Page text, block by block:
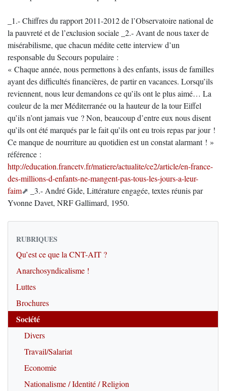
_1.- Chiffres du rapport 2011-2012 de l’Observatoire national de
la pauvreté et de l’exclusion sociale _2.- Avant de nous taxer de
misérabilisme, que chacun médite cette interview d’un
responsable du Secours populaire :
« Chaque année, nous permettons à des enfants, issus de familles
ayant des difficultés financières, de partir en vacances. Lorsqu’ils
reviennent, nous leur demandons ce qu’ils ont le plus aimé… La
couleur de la mer Méditerranée ou la hauteur de la tour Eiffel
qu’ils n’ont jamais vue ? Non, beaucoup d’entre eux nous disent
qu’ils ont été marqués par le fait qu’ils ont eu trois repas par jour !
Ce manque de nourriture au quotidien est un constat alarmant ! »
référence :
http://education.francetv.fr/matiere/actualite/ce2/article/en-france-
des-millions-d-enfants-ne-mangent-pas-tous-les-jours-a-leur-
faim
_3.- André Gide, Littérature engagée, textes réunis par
Yvonne Davet, NRF Gallimard, 1950.
RUBRIQUES
Qu’est ce que la CNT-AIT ?
Anarchosyndicalisme !
Luttes
Brochures
Société
Divers
Travail/Salariat
Economie
Nationalisme / Identité / Religion